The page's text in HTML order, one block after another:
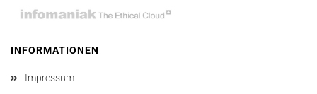
INFORMATIONEN
Impressum